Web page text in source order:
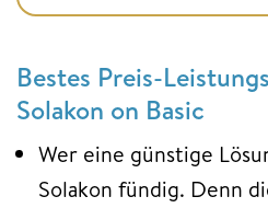
Bestes Preis-
Solakon on Basic
Wer eine günstige
Solakon fündig. Denn